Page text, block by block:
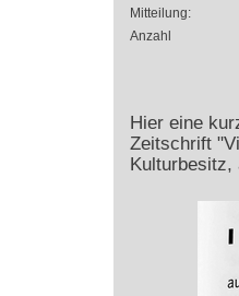
Mitteilung:
Anzahl
Hier eine
Zeitschrift
Kulturbesitz,